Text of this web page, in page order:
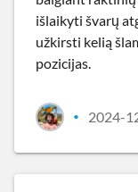
išlaikyti švarų
užkirsti kelią
pozicijas.
• 2024-